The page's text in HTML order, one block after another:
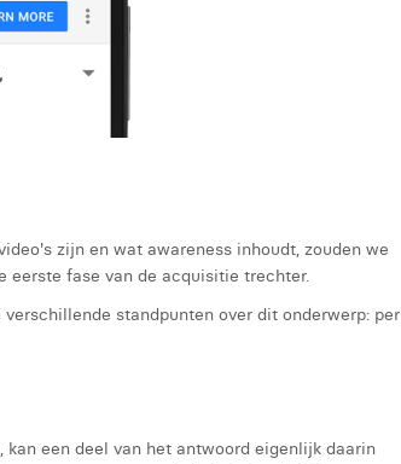
zijn en wat awareness inhoudt, zouden we
eerste fase van de acquisitie trechter.
standpunten over dit onderwerp: per
een deel van het antwoord eigenlijk daarin